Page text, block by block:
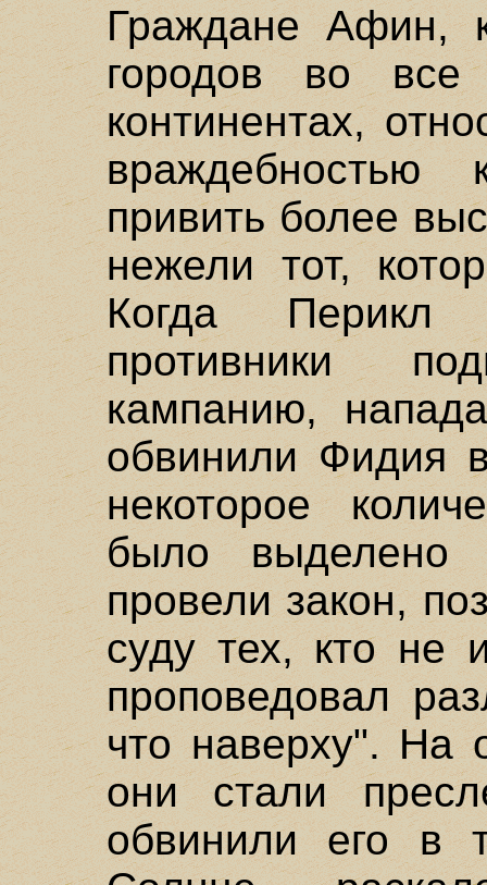
Граждане Афин,
городов во
континентах,
привить более
нежели тот,
Когда Перикл
противники
кампанию,
обвинили Фидия
некоторое
было
провели закон,
суду тех, кто не
проповедовал
что наверху". На
они стали
обвинили его в